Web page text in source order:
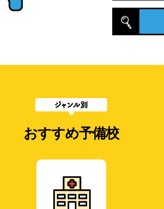
おすすめ予備校